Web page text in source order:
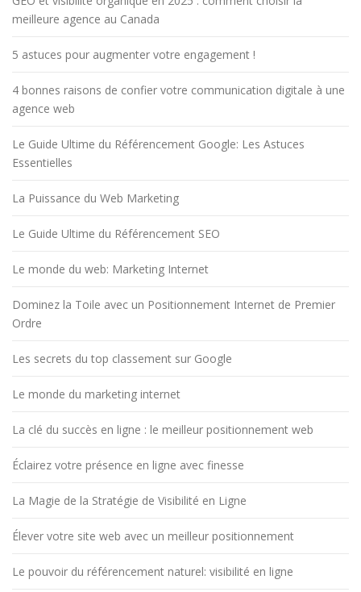
meilleure agence au Canada
5 astuces pour augmenter votre engagement !
4 bonnes raisons de confier votre communication digitale à une
agence web
Le Guide Ultime du Référencement Google: Les Astuces
Essentielles
La Puissance du Web Marketing
Le Guide Ultime du Référencement SEO
Le monde du web: Marketing Internet
Dominez la Toile avec un Positionnement Internet de Premier
Ordre
Les secrets du top classement sur Google
Le monde du marketing internet
La clé du succès en ligne : le meilleur positionnement web
Éclairez votre présence en ligne avec finesse
La Magie de la Stratégie de Visibilité en Ligne
Élever votre site web avec un meilleur positionnement
Le pouvoir du référencement naturel: visibilité en ligne